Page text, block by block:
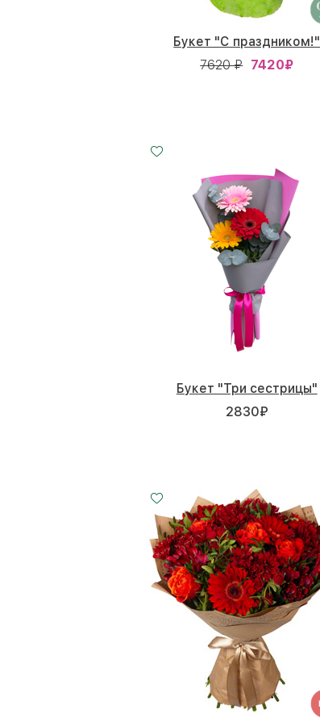
Букет "С праздником!"
7620 ₽ 7420₽
Букет "Три сестрицы"
2830₽